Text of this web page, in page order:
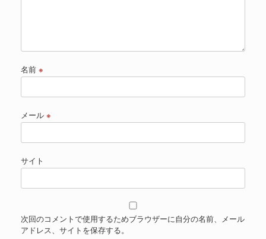
名前 ※
メール ※
サイト
次回のコメントで使用するためブラウザーに自分の名前、メール
アドレス、サイトを保存する。